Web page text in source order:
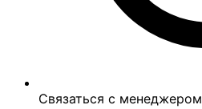
Связаться с менеджером